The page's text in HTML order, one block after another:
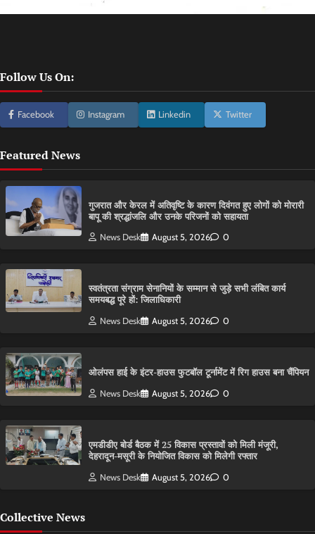
Follow Us On:
Facebook Instagram Linkedin Twitter
Featured News
गुजरात और केरल में अतिवृष्टि के कारण दिवंगत हुए लोगों को मोरारी
बापू की श्रद्धांजलि और उनके परिजनों को सहायता
News Desk August 5, 2026 0
स्वतंत्रता संग्राम सेनानियों के सम्मान से जुड़े सभी लंबित कार्य
समयबद्ध पूरे हों: जिलाधिकारी
News Desk August 5, 2026 0
ओलंपस हाई के इंटर-हाउस फुटबॉल टूर्नामेंट में रिग हाउस बना चैंपियन
News Desk August 5, 2026 0
एमडीडीए बोर्ड बैठक में 25 विकास प्रस्तावों को मिली मंजूरी,
देहरादून-मसूरी के नियोजित विकास को मिलेगी रफ्तार
News Desk August 5, 2026 0
Collective News